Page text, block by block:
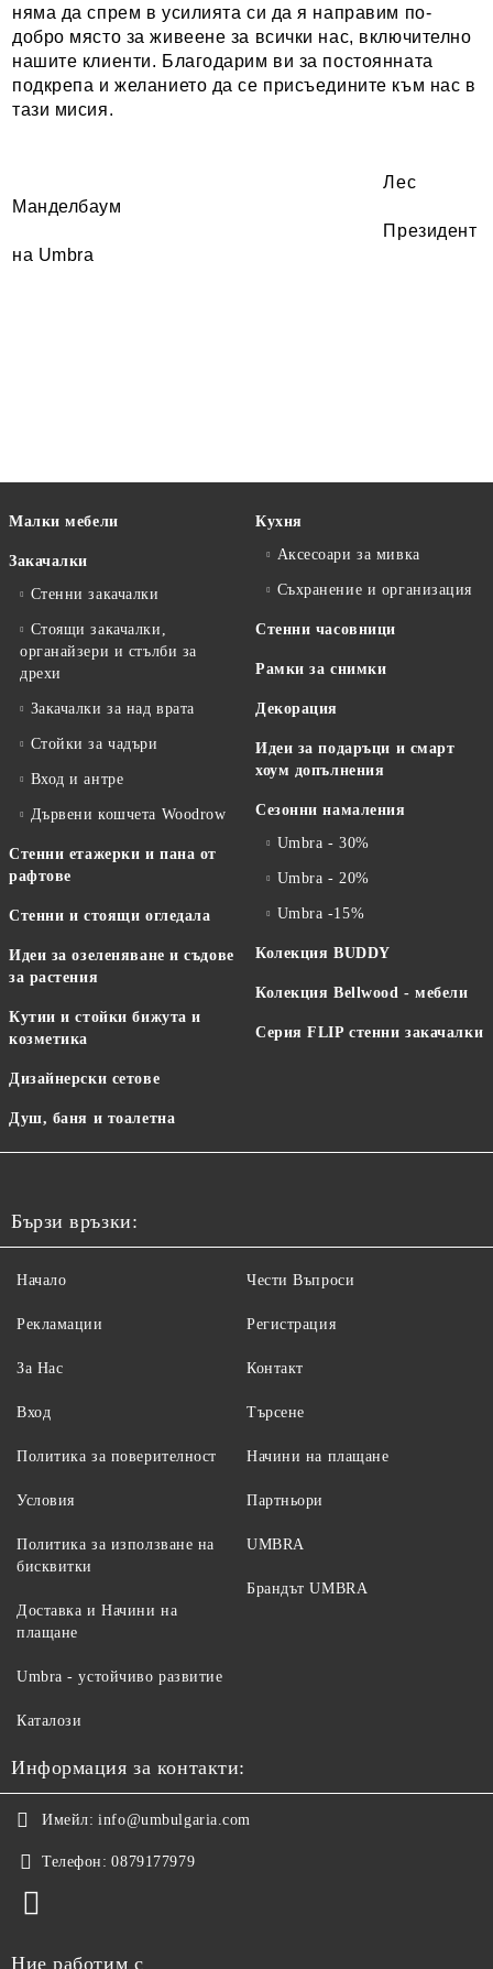
няма да спрем в усилията си да я направим по-
добро място за живеене за всички нас, включително
нашите клиенти. Благодарим ви за постоянната
подкрепа и желанието да се присъедините към нас в
тази мисия.
Лес
Манделбаум
Президент
на Umbra
Малки мебели
Закачалки
Стенни закачалки
Стоящи закачалки,
органайзери и стълби за
дрехи
Закачалки за над врата
Стойки за чадъри
Вход и антре
Дървени кошчета Woodrow
Стенни етажерки и пана от
рафтове
Стенни и стоящи огледала
Идеи за озеленяване и съдове
за растения
Кутии и стойки бижута и
козметика
Дизайнерски сетове
Душ, баня и тоалетна
Кухня
Аксесоари за мивка
Съхранение и организация
Стенни часовници
Рамки за снимки
Декорация
Идеи за подаръци и смарт
хоум допълнения
Сезонни намаления
Umbra - 30%
Umbra - 20%
Umbra -15%
Колекция BUDDY
Колекция Bellwood - мебели
Серия FLIP стенни закачалки
Бързи връзки:
Начало
Рекламации
За Нас
Вход
Чести Въпроси
Регистрация
Контакт
Търсене
Политика за поверителност
Условия
Политика за използване на
бисквитки
Доставка и Начини на
плащане
Начини на плащане
Партньори
UMBRA
Брандът UMBRA
Umbra - устойчиво развитие
Каталози
Информация за контакти:
Имейл: info@umbulgaria.com
Телефон: 0879177979
Ние работим с